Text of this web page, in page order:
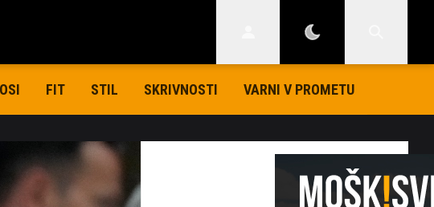
FIT STIL SKRIVNOSTI VARNI V PROMETU